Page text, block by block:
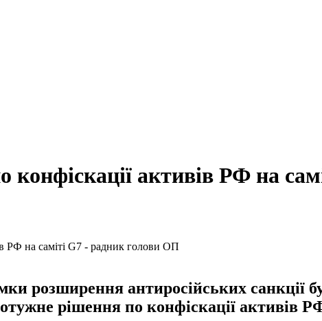
конфіскації активів РФ на
розширення антиросійських санкції
рішення по конфіскації активів